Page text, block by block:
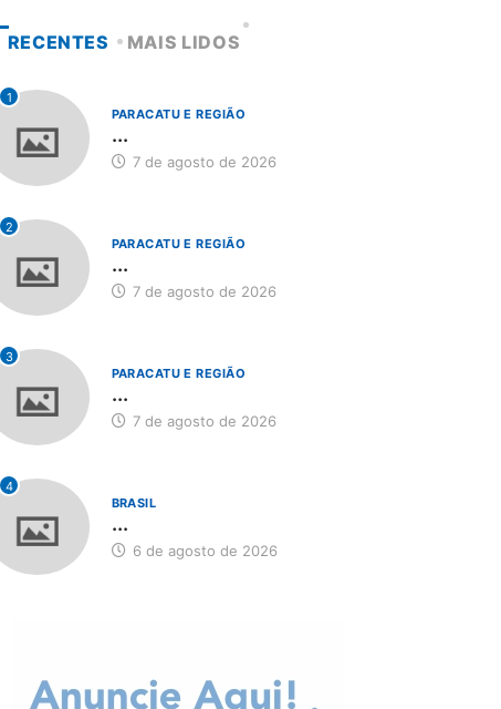
RECENTES MAIS LIDOS
1
PARACATU E REGIÃO
...
7 de agosto de 2026
2
PARACATU E REGIÃO
...
7 de agosto de 2026
3
PARACATU E REGIÃO
...
7 de agosto de 2026
4
BRASIL
...
6 de agosto de 2026